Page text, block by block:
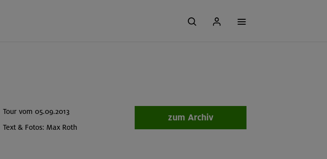
Tour vom 05.09.2013
Text & Fotos: Max Roth
zum Archiv